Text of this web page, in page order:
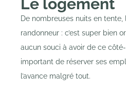
Le logement
De nombreuses nuits en
randonneur : c’est super bien
aucun souci à avoir de ce
important de réserver ses
l’avance malgré tout.